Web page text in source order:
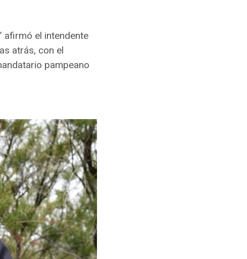
afirmó el intendente
atrás, con el
pampeano